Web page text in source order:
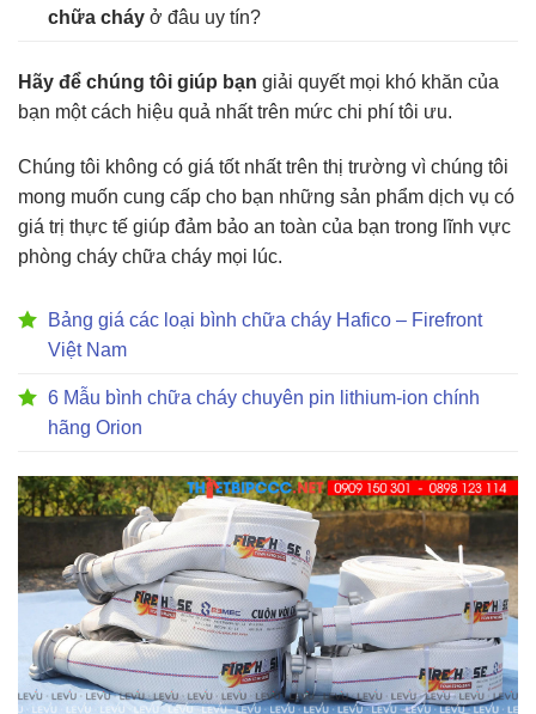
chữa cháy ở đâu uy tín?
Hãy để chúng tôi giúp bạn giải quyết mọi khó khăn của
bạn một cách hiệu quả nhất trên mức chi phí tôi ưu.
Chúng tôi không có giá tốt nhất trên thị trường vì chúng tôi
mong muốn cung cấp cho bạn những sản phẩm dịch vụ có
giá trị thực tế giúp đảm bảo an toàn của bạn trong lĩnh vực
phòng cháy chữa cháy mọi lúc.
Bảng giá các loại bình chữa cháy Hafico – Firefront
Việt Nam
6 Mẫu bình chữa cháy chuyên pin lithium-ion chính
hãng Orion